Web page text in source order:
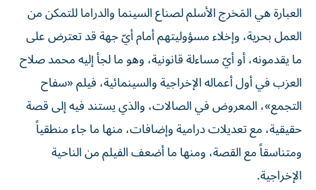
العبارة هي المَخرج الأسلم لصناع السينما والدراما للتمكن من
العمل بحرية، وإخلاء مسؤوليتهم أمام أيّ جهة قد تعترض على
ما يقدمونه، أو أيّ مساءلة قانونية، وهو ما لجأ إليه محمد صلاح
العزب في أول أعماله الإخراجية والسينمائية، فيلم «سفاح
التجمع»، المعروض في الصالات، والذي يستند فيه إلى قصة
حقيقية، مع تعديلات درامية وإضافات، منها ما جاء منطقياً
ومتناسقاً مع القصة، ومنها ما أضعف الفيلم من الناحية
الإخراجية.